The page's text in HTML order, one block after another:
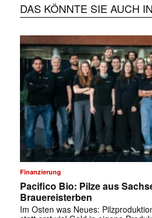
DAS KÖNNTE SIE AUCH
Finanzierung
Pacifico Bio: Pilze aus
Brauereisterben
Im Osten was Neues: